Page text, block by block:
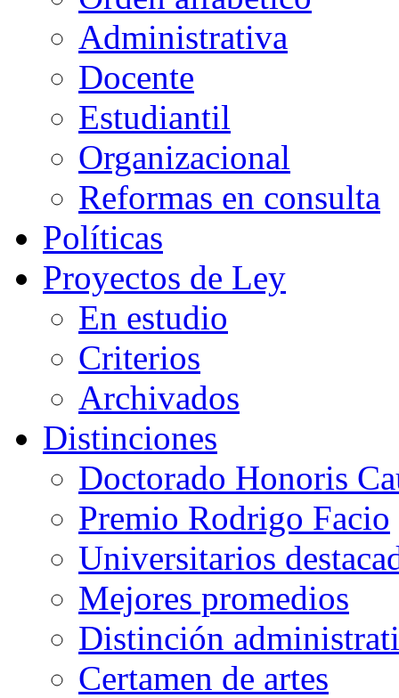
Administrativa
Docente
Estudiantil
Organizacional
Reformas en consulta
Políticas
Proyectos de Ley
En estudio
Criterios
Archivados
Distinciones
Doctorado Honoris
Premio Rodrigo Facio
Universitarios
Mejores promedios
Distinción
Certamen de artes